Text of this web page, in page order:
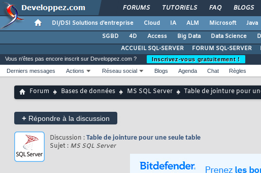
FORUMS TUTORIELS FAQ BLOGS
DI/DSI Solutions d'entreprise Cloud IA ALM Microsoft Java
SGBD
4D Access Big Data Data Science
ACCUEIL SQL-SERVER
FORUM SQL-SERVER
Vous n'êtes pas encore inscrit sur Developpez.com ?
Inscrivez-vous gratuitement !
Derniers messages
Actions Réseau social Blogs Agenda Chat Règles
Forum Bases de données MS SQL Server Table de jointure pour
+ Répondre à la discussion
Discussion : Table de jointure pour une seule table
Sujet : MS SQL Server